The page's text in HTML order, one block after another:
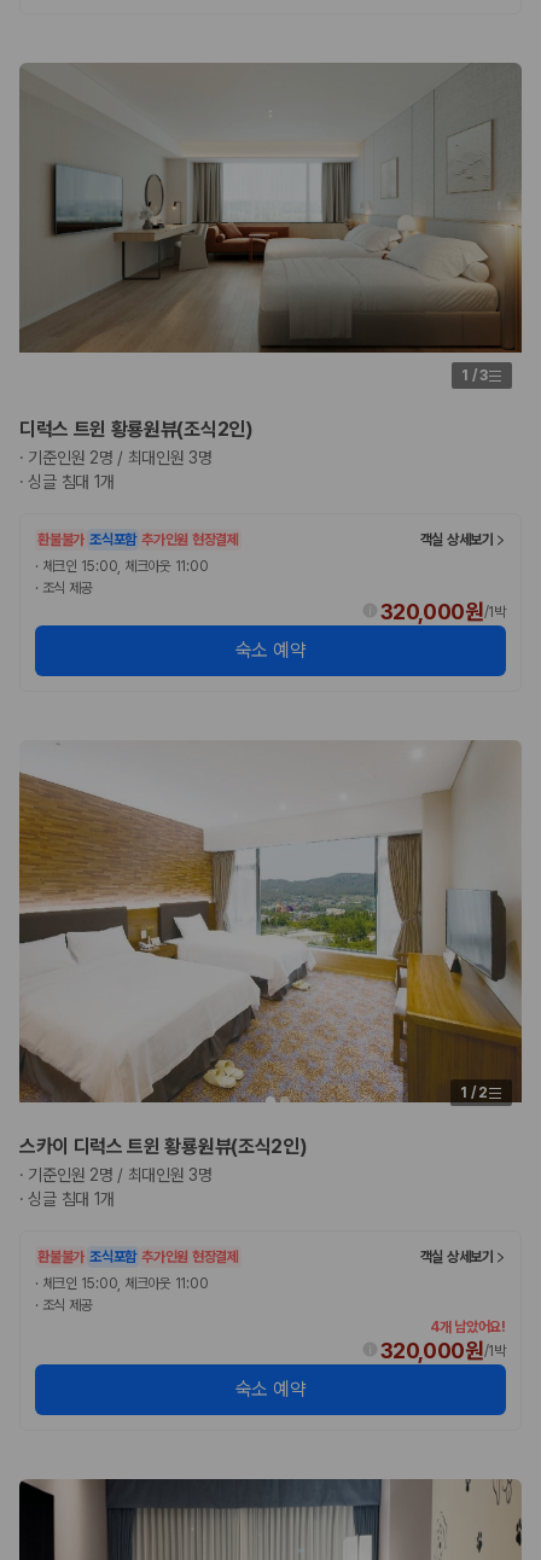
1 / 3
디럭스 트윈 황룡원뷰(조식2인)
· 기준인원 2명 / 최대인원 3명
·싱글 침대 1개
환불불가 조식포함 추가인원 현장결제
객실 상세보기
· 체크인 15:00, 체크아웃 11:00
· 조식 제공
320,000원/1박
숙소 예약
1 / 2
스카이 디럭스 트윈 황룡원뷰(조식2인)
· 기준인원 2명 / 최대인원 3명
·싱글 침대 1개
환불불가 조식포함 추가인원 현장결제
객실 상세보기
· 체크인 15:00, 체크아웃 11:00
· 조식 제공
4개 남았어요!
320,000원/1박
숙소 예약